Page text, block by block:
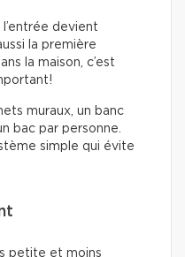
l’entrée devient
la première
la maison, c’est
muraux, un banc
bac par personne.
simple qui évite
petite et moins